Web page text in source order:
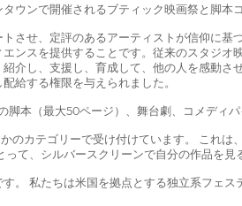
ウンで開催されるブティック映画祭と脚本
させ、定評のあるアーティストが信仰に
ンスを提供することです。従来のスタジ
介し、支援し、育成して、他の人を感動
給する権限を与えられました。
本（最大50ページ）、舞台劇、コメディ
カテゴリーで受け付けています。 これ
て、シルバースクリーンで自分の作品を見
。 私たちは米国を拠点とする独立系フェ